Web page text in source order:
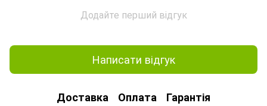
Додайте перший відгук
Написати відгук
Доставка Оплата Гарантія